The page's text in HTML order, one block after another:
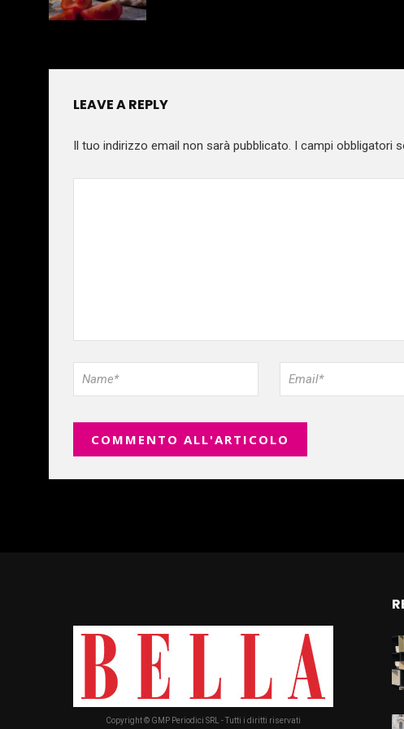
LEAVE A REPLY
Il tuo indirizzo email non sarà pubblicato. I campi obbligatori
Copyright © GMP Periodici SRL - Tutti i diritti riservati